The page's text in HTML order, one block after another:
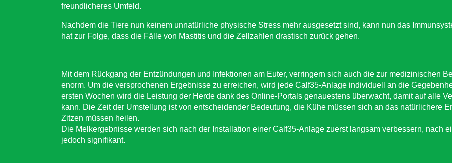
freundlicheres Umfeld.
Nachdem die Tiere nun keinem unnatürliche physische Stress mehr ausgesetzt sind, kann nun das
hat zur Folge, dass die Fälle von Mastitis und die Zellzahlen drastisch zurück gehen.
Mit dem Rückgang der Entzündungen und Infektionen am Euter, verringern sich auch die zur medizinischen
enorm. Um die versprochenen Ergebnisse zu erreichen, wird jede Calf35-Anlage individuell an die
ersten Wochen wird die Leistung der Herde dank des Online-Portals genauestens überwacht, damit auf alle
kann. Die Zeit der Umstellung ist von entscheidender Bedeutung, die Kühe müssen sich an das natürlichere
Zitzen müssen heilen.
Die Melkergebnisse werden sich nach der Installation einer Calf35-Anlage zuerst langsam verbessern, nach
jedoch signifikant.